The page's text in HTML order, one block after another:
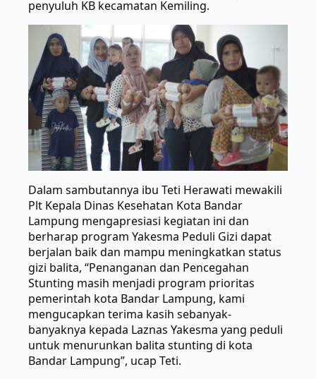
penyuluh KB kecamatan Kemiling.
Dalam sambutannya ibu Teti Herawati mewakili
Plt Kepala Dinas Kesehatan Kota Bandar
Lampung mengapresiasi kegiatan ini dan
berharap program Yakesma Peduli Gizi dapat
berjalan baik dan mampu meningkatkan status
gizi balita, “Penanganan dan Pencegahan
Stunting masih menjadi program prioritas
pemerintah kota Bandar Lampung, kami
mengucapkan terima kasih sebanyak-
banyaknya kepada Laznas Yakesma yang peduli
untuk menurunkan balita stunting di kota
Bandar Lampung”, ucap Teti.